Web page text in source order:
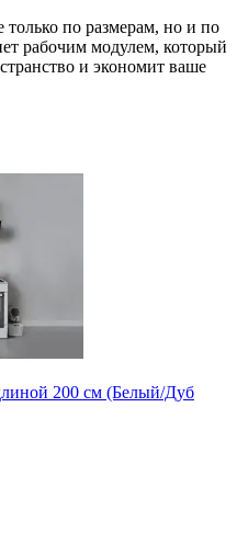
по размерам, но и по
рабочим модулем, который
и экономит ваше
200 см (Белый/Дуб